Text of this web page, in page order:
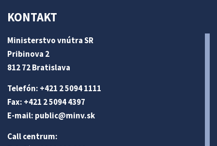
KONTAKT
Ministerstvo vnútra SR
Pribinova 2
812 72 Bratislava
Telefón: +421 2 5094 1111
Fax: +421 2 5094 4397
E-mail: public@minv.sk
Call centrum: